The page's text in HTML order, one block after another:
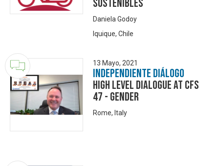
sostenibles
Daniela Godoy
Iquique, Chile
13 Mayo, 2021
Independiente Diálogo
High Level Dialogue at CFS
47 - Gender
Rome, Italy